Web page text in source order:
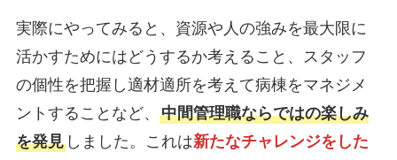
実際にやってみると、資源や人の強みを最大限に
活かすためにはどうするか考えること、スタッフ
の個性を把握し適材適所を考えて病棟をマネジメ
ントすることなど、 中間管理職ならではの楽しみ
を発見しました。これは新たなチャレンジをした